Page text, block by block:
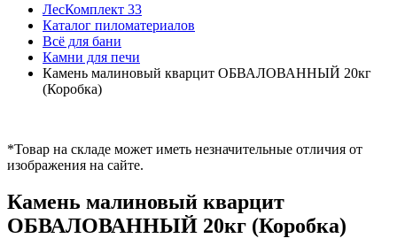
ЛесКомплект 33
Каталог пиломатериалов
Всё для бани
Камни для печи
Камень малиновый кварцит ОБВАЛОВАННЫЙ 20кг
(Коробка)
*Товар на складе может иметь незначительные отличия от
изображения на сайте.
Камень малиновый кварцит
ОБВАЛОВАННЫЙ 20кг (Коробка)